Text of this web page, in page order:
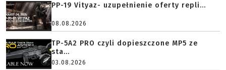
PP-19 Vityaz- uzupełnienie oferty repli...
08.08.2026
TP-5A2 PRO czyli dopieszczone MP5 ze
sta...
03.08.2026